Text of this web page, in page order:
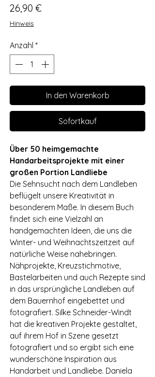
26,90 €Preis
Hinweis
Anzahl *
In den Warenkorb
Sofortkauf
Über 50 heimgemachte
Handarbeitsprojekte mit einer
großen Portion Landliebe
Die Sehnsucht nach dem Landleben
beflügelt unsere Kreativität in
besonderem Maße. In diesem Buch
findet sich eine Vielzahl an
handgemachten Ideen, die uns die
Winter- und Weihnachtszeitzeit auf
natürliche Weise nahebringen.
Nähprojekte, Kreuzstichmotive,
Bastelarbeiten und auch Rezepte sind
in das ursprüngliche Landleben auf
dem Bauernhof eingebettet und
fotografiert. Silke Schneider-Windt
hat die kreativen Projekte gestaltet,
auf ihrem Hof in Szene gesetzt
fotografiert und so ergibt sich eine
wunderschöne Inspiration aus
Handarbeit und Landliebe. Daniela